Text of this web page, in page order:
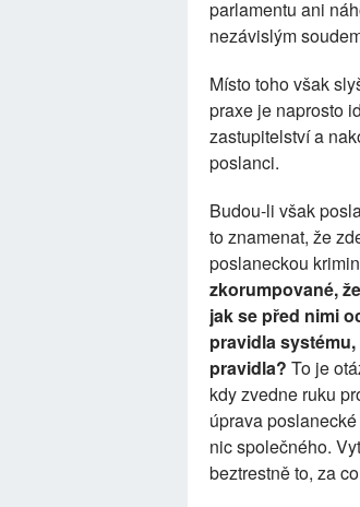
parlamentu ani
nezávislým
Místo toho však
praxe je naprosto
zastupitelství a
poslanci.
Budou-li však
to znamenat, že
poslaneckou
zkorumpované,
jak se před nimi
pravidla
pravidla? To je
kdy zvedne ruku
úprava
nic společného.
beztrestně to, za